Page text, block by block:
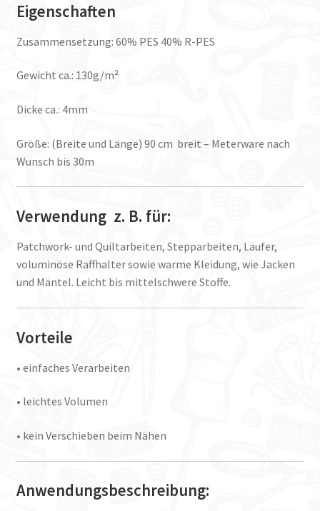
Eigenschaften
Zusammensetzung: 60% PES 40% R-PES
Gewicht ca.: 130g/m²
Dicke ca.: 4mm
Größe: (Breite und Länge) 90 cm breit – Meterware nach
Wunsch bis 30m
Verwendung z. B. für:
Patchwork- und Quiltarbeiten, Stepparbeiten, Läufer,
voluminöse Raffhalter sowie warme Kleidung, wie Jacken
und Mäntel. Leicht bis mittelschwere Stoffe.
Vorteile
• einfaches Verarbeiten
• leichtes Volumen
• kein Verschieben beim Nähen
Anwendungsbeschreibung: